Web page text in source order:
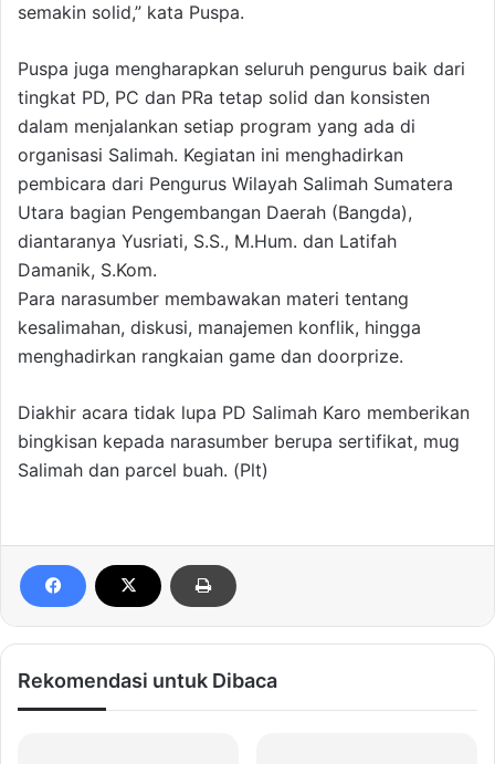
semakin solid,” kata Puspa.
Puspa juga mengharapkan seluruh pengurus baik dari
tingkat PD, PC dan PRa tetap solid dan konsisten
dalam menjalankan setiap program yang ada di
organisasi Salimah. Kegiatan ini menghadirkan
pembicara dari Pengurus Wilayah Salimah Sumatera
Utara bagian Pengembangan Daerah (Bangda),
diantaranya Yusriati, S.S., M.Hum. dan Latifah
Damanik, S.Kom.
Para narasumber membawakan materi tentang
kesalimahan, diskusi, manajemen konflik, hingga
menghadirkan rangkaian game dan doorprize.
Diakhir acara tidak lupa PD Salimah Karo memberikan
bingkisan kepada narasumber berupa sertifikat, mug
Salimah dan parcel buah. (Plt)
Rekomendasi untuk Dibaca